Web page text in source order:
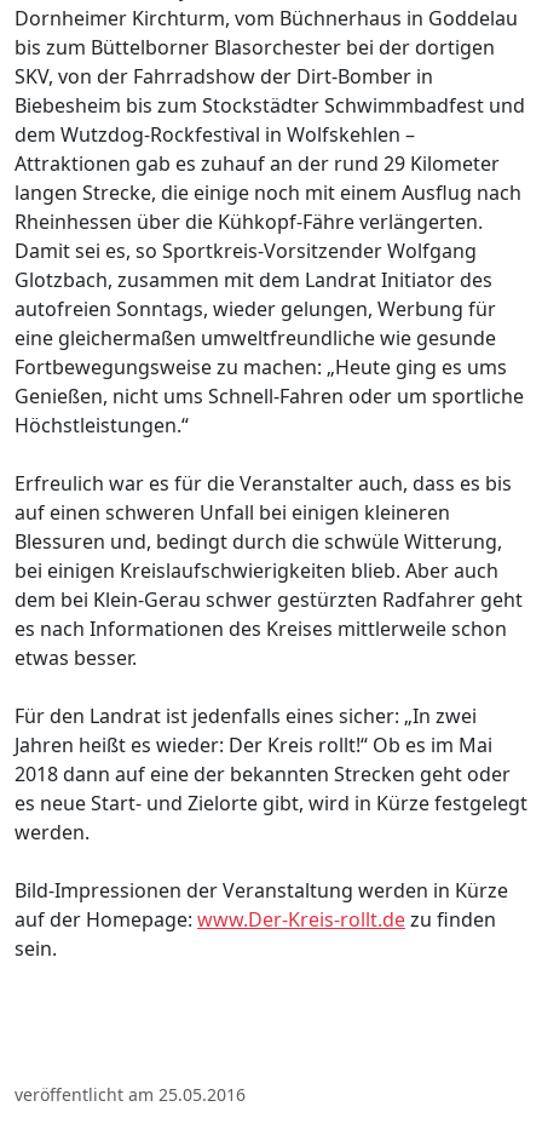
Dornheimer Kirchturm, vom Büchnerhaus in Goddelau
bis zum Büttelborner Blasorchester bei der dortigen
SKV, von der Fahrradshow der Dirt-Bomber in
Biebesheim bis zum Stockstädter Schwimmbadfest und
dem Wutzdog-Rockfestival in Wolfskehlen –
Attraktionen gab es zuhauf an der rund 29 Kilometer
langen Strecke, die einige noch mit einem Ausflug nach
Rheinhessen über die Kühkopf-Fähre verlängerten.
Damit sei es, so Sportkreis-Vorsitzender Wolfgang
Glotzbach, zusammen mit dem Landrat Initiator des
autofreien Sonntags, wieder gelungen, Werbung für
eine gleichermaßen umweltfreundliche wie gesunde
Fortbewegungsweise zu machen: „Heute ging es ums
Genießen, nicht ums Schnell-Fahren oder um sportliche
Höchstleistungen.“
Erfreulich war es für die Veranstalter auch, dass es bis
auf einen schweren Unfall bei einigen kleineren
Blessuren und, bedingt durch die schwüle Witterung,
bei einigen Kreislaufschwierigkeiten blieb. Aber auch
dem bei Klein-Gerau schwer gestürzten Radfahrer geht
es nach Informationen des Kreises mittlerweile schon
etwas besser.
Für den Landrat ist jedenfalls eines sicher: „In zwei
Jahren heißt es wieder: Der Kreis rollt!“ Ob es im Mai
2018 dann auf eine der bekannten Strecken geht oder
es neue Start- und Zielorte gibt, wird in Kürze festgelegt
werden.
Bild-Impressionen der Veranstaltung werden in Kürze
auf der Homepage: www.Der-Kreis-rollt.dezu finden
sein.
veröffentlicht am 25.05.2016